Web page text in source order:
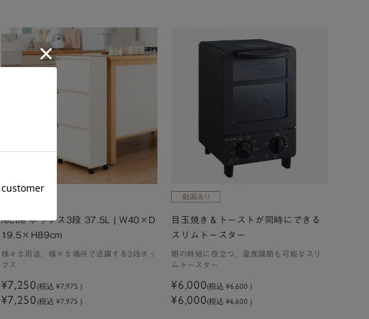
rectie ボックス3段 37.5L | W40×D
19.5×H89cm
様々な用途、様々な場所で活躍する3段ボッ
クス
¥7,250 (税込 ¥7,975 )
¥7,250 (税込 ¥7,975 )
目玉焼き＆トーストが同時にできる
スリムトースター
朝の時短に役立つ、温度調節も可能なスリ
ムトースター
¥6,000(税込¥6,600 )
¥6,000(税込 ¥6,600 )